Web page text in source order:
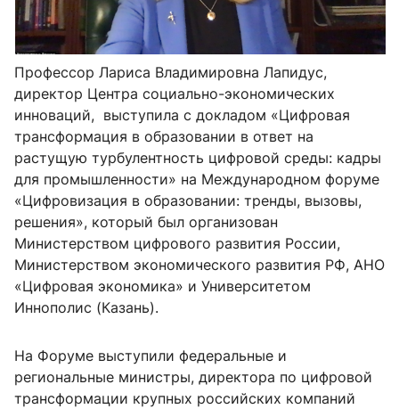
Профессор Лариса Владимировна Лапидус,
директор Центра социально-экономических
инноваций, выступила с докладом «Цифровая
трансформация в образовании в ответ на
растущую турбулентность цифровой среды: кадры
для промышленности» на Международном форуме
«Цифровизация в образовании: тренды, вызовы,
решения», который был организован
Министерством цифрового развития России,
Министерством экономического развития РФ, АНО
«Цифровая экономика» и Университетом
Иннополис (Казань).
На Форуме выступили федеральные и
региональные министры, директора по цифровой
трансформации крупных российских компаний